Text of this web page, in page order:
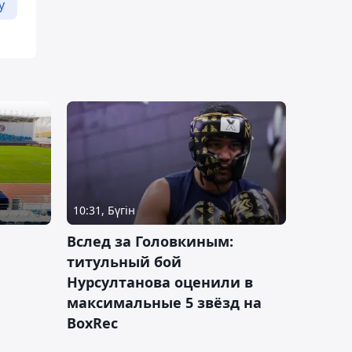
10:31, Бүгін
Вслед за Головкиным:
титульный бой
Нурсултанова оценили в
максимальные 5 звёзд на
BoxRec